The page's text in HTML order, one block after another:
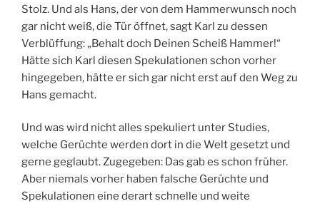
Stolz. Und als Hans, der von dem Hammerwunsch noch
gar nicht weiß, die Tür öffnet, sagt Karl zu dessen
Verblüffung: „Behalt doch Deinen Scheiß Hammer!“
Hätte sich Karl diesen Spekulationen schon vorher
hingegeben, hätte er sich gar nicht erst auf den Weg zu
Hans gemacht.
Und was wird nicht alles spekuliert unter Studies,
welche Gerüchte werden dort in die Welt gesetzt und
gerne geglaubt. Zugegeben: Das gab es schon früher.
Aber niemals vorher haben falsche Gerüchte und
Spekulationen eine derart schnelle und weite